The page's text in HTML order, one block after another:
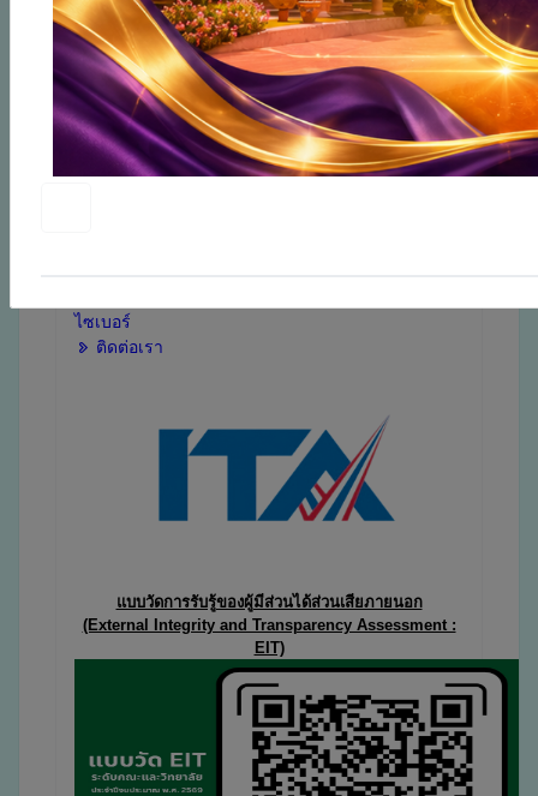
ช่องทางแจ้งเรื่องร้องเรียนการทุจริตและประพฤติมิ
ชอบ
ช่องทางแจ้งเรื่องร้องเรียนการทุจริตและประพฤติมิ
ชอบ (ป.ป.ช)
ช่องทางแจ้งเรื่องร้องเรียนการทุจริตและประพฤติมิ
ชอบ (ป.ป.ท)
ITA
ไซเบอร์
ติดต่อเรา
แบบวัดการรับรู้ของผู้มีส่วนได้ส่วนเสียภายนอก
(External Integrity and Transparency Assessment :
EIT)